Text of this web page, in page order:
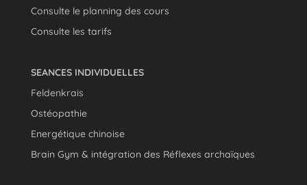
Consulte le planning des cours
Consulte les tarifs
SEANCES INDIVIDUELLES
Feldenkrais
Ostéopathie
Energétique chinoise
Brain Gym & intégration des Réflexes archaïques